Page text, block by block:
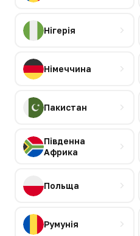
Нігерія
Німеччина
Пакистан
Південна
Африка
Польща
Румунія